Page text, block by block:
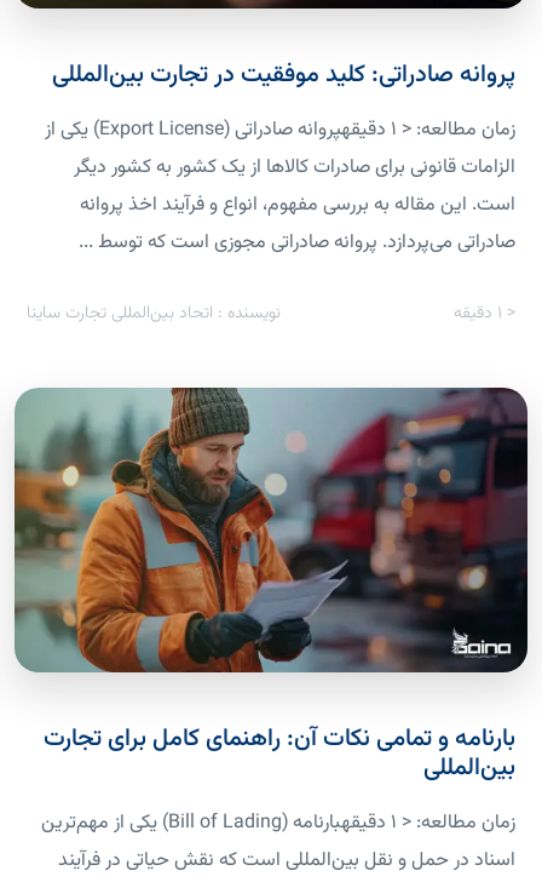
پروانه صادراتی: کلید موفقیت در تجارت بین‌المللی
زمان مطالعه: < 1 دقیقهپروانه صادراتی (Export License) یکی از
الزامات قانونی برای صادرات کالاها از یک کشور به کشور دیگر
است. این مقاله به بررسی مفهوم، انواع و فرآیند اخذ پروانه
صادراتی می‌پردازد. پروانه صادراتی مجوزی است که توسط ...
< 1 دقیقه نویسنده : اتحاد بین‌المللی تجارت ساینا
بارنامه و تمامی نکات آن: راهنمای کامل برای تجارت
بین‌المللی
زمان مطالعه: < 1 دقیقهبارنامه (Bill of Lading) یکی از مهم‌ترین
اسناد در حمل و نقل بین‌المللی است که نقش حیاتی در فرآیند